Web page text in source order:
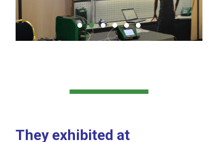
They exhibited at